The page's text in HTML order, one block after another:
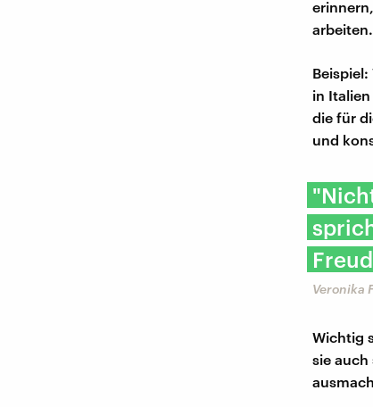
arbeiten.
in
die für
und
Veronika
Wichtig
sie auch